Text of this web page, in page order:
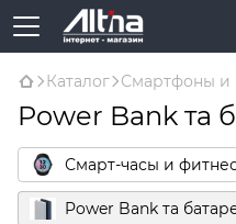
Каталог Смартфоны и
Power Bank та
Смарт-часы и
Power Bank та